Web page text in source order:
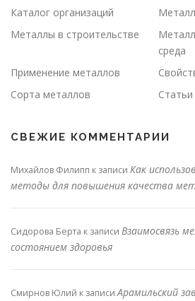
Каталог организаций
Металлы в строительстве
среда
Применение металлов
Сорта металлов
Статьи
СВЕЖИЕ КОММЕНТАРИИ
Михайлов Филипп к записи Как
методы для повышения качества
Сидорова Берта к записи Взаимосвязь
состоянием здоровья
Смирнов Юлий к записиАрамильский